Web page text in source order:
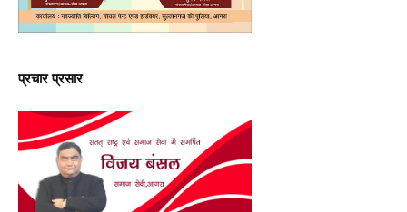
प्रचार प्रसार